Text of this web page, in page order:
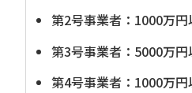
第2号事業者：1000万円
第3号事業者：5000万円
第4号事業者：1000万円